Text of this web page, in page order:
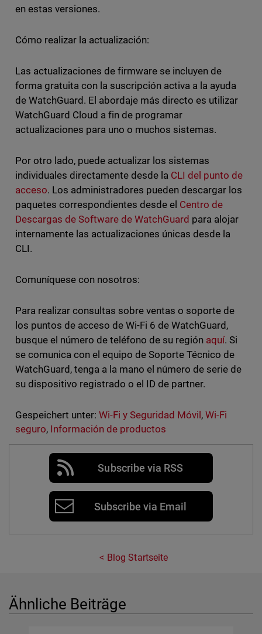
en estas versiones.
Cómo realizar la actualización:
Las actualizaciones de firmware se incluyen de
forma gratuita con la suscripción activa a la ayuda
de WatchGuard. El abordaje más directo es utilizar
WatchGuard Cloud a fin de programar
actualizaciones para uno o muchos sistemas.
Por otro lado, puede actualizar los sistemas
individuales directamente desde la CLI del punto de
acceso. Los administradores pueden descargar los
paquetes correspondientes desde el Centro de
Descargas de Software de WatchGuard para alojar
internamente las actualizaciones únicas desde la
CLI.
Comuníquese con nosotros:
Para realizar consultas sobre ventas o soporte de
los puntos de acceso de Wi-Fi 6 de WatchGuard,
busque el número de teléfono de su región aquí. Si
se comunica con el equipo de Soporte Técnico de
WatchGuard, tenga a la mano el número de serie de
su dispositivo registrado o el ID de partner.
Gespeichert unter: Wi-Fi y Seguridad Móvil,Wi-Fi
seguro, Información de productos
Subscribe via RSS
Subscribe via Email
Blog Startseite
Ähnliche Beiträge